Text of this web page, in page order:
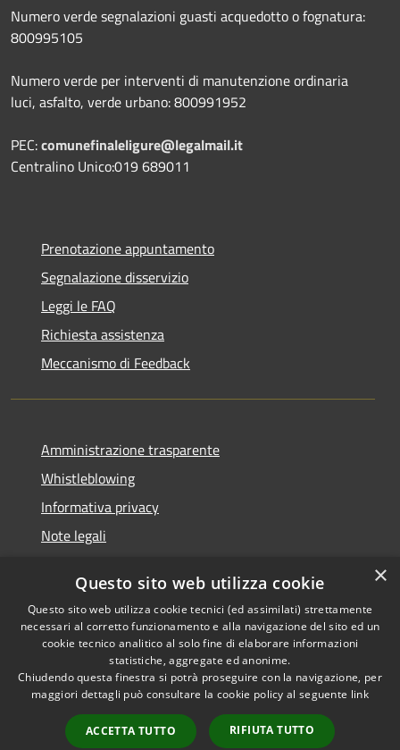
Numero verde segnalazioni guasti acquedotto o fognatura:
800995105
Numero verde per interventi di manutenzione ordinaria
luci, asfalto, verde urbano: 800991952
PEC:comunefinaleligure@legalmail.it
Centralino Unico:019 689011
Prenotazione appuntamento
Segnalazione disservizio
Leggi le FAQ
Richiesta assistenza
Meccanismo di Feedback
Amministrazione trasparente
Whistleblowing
Informativa privacy
Note legali
Segnalazioni di inaccessibilità
RSS
Accessibilità
Copyright © 2026 • Comune di
Finale Ligure • Powered by
Municipium•
Accesso
×
Questo sito web utilizza cookie
Questo sito web utilizza cookie tecnici (ed assimilati) strettamente
necessari al corretto funzionamento e alla navigazione del sito ed un
cookie tecnico analitico al solo fine di elaborare informazioni
statistiche, aggregate ed anonime.
Chiudendo questa finestra si potrà proseguire con la navigazione, per
maggiori dettagli può consultare la cookie policy al seguente link
ACCETTA TUTTO RIFIUTA TUTTO